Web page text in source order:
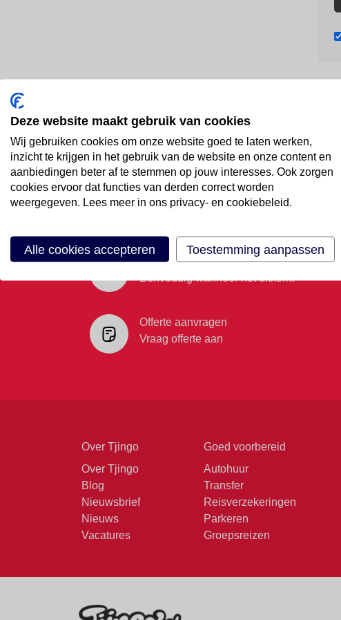
Bel ons
088 66 55 999
Mail ons
Maak een afspraak
Eenvoudig wanneer het uitkomt
Offerte aanvragen
Vraag offerte aan
Over Tjingo
Over Tjingo
Blog
Nieuwsbrief
Nieuws
Vacatures
Goed voorbereid
Autohuur
Transfer
Reisverzekeringen
Parkeren
Groepsreizen
Deze website maakt gebruik van cookies
Wij gebruiken cookies om onze website goed te laten werken,
inzicht te krijgen in het gebruik van de website en onze content en
aanbiedingen beter af te stemmen op jouw interesses. Ook zorgen
cookies ervoor dat functies van derden correct worden
weergegeven. Lees meer in ons privacy- en cookiebeleid.
Alle cookies accepteren Toestemming aanpassen